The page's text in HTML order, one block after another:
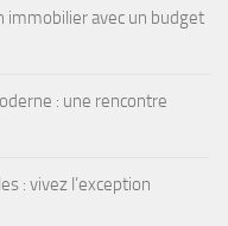
immobilier avec un budget
: une rencontre
: vivez l’exception